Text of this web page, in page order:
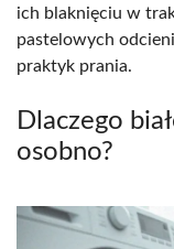
ich blaknięciu w
pastelowych
praktyk prania.
Dlaczego
osobno?